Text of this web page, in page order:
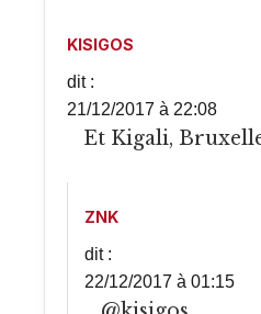
KISIGOS
dit :
21/12/2017 à 22:08
Et Kigali,
ZNK
dit :
22/12/2017 à 01:15